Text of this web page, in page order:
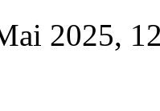
2025,